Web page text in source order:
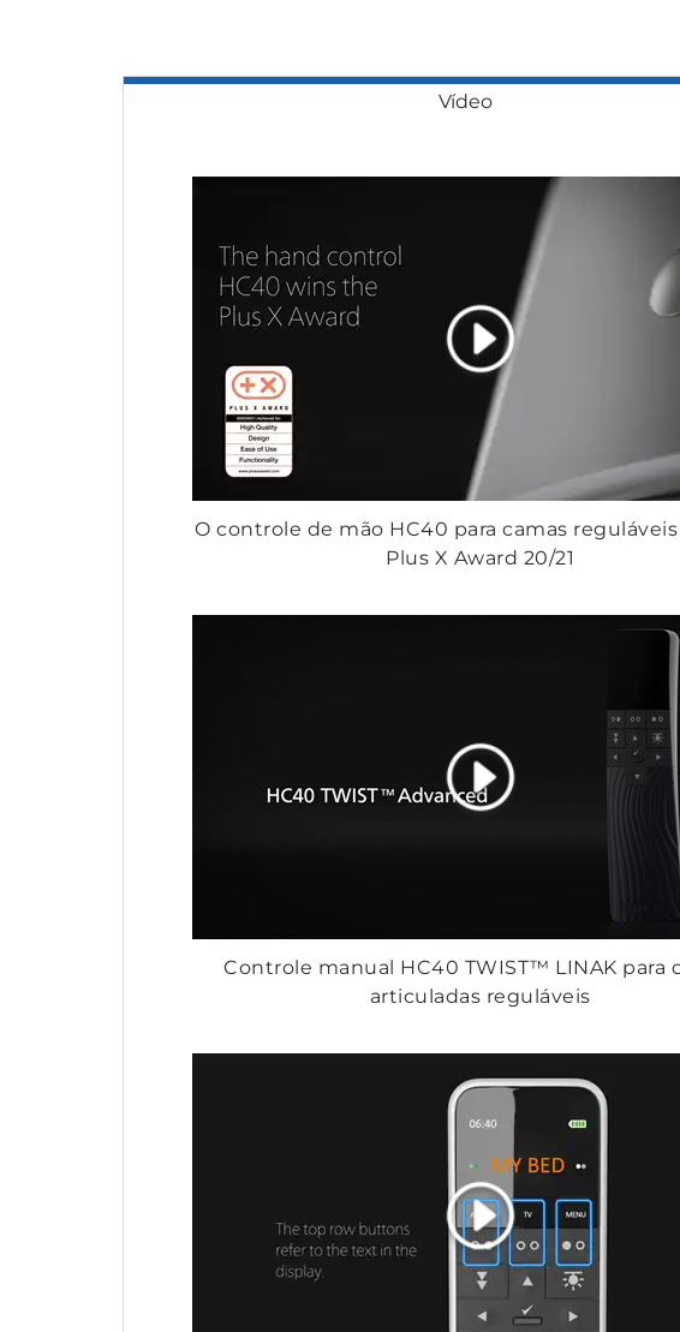
Vídeo
O controle de mão HC40 para camas
Plus X Award 20/21
Controle manual HC40 TWIST™ LINAK para
articuladas reguláveis